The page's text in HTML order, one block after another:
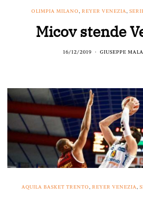
OLIMPIA MILANO, REYER VENEZIA,
Micov stende
16/12/2019 GIUSEPPE
AQUILA BASKET TRENTO, REYER VENEZIA,